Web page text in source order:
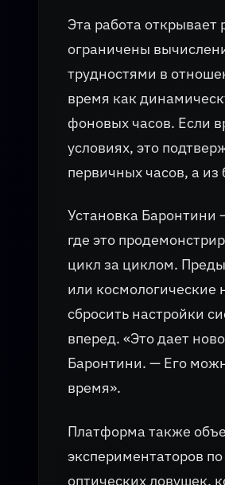
Эта работа
ограничены
трудностями в
время как
фоновых часов. Если
условиях, это
первичных часов, а из
Установка Баронтини
где это
цикл за циклом.
или
сбросить настройки
вперед. «Это дает
Баронтини. — Его
время».
Платформа также
экспериментаторов
оптических ловушек,